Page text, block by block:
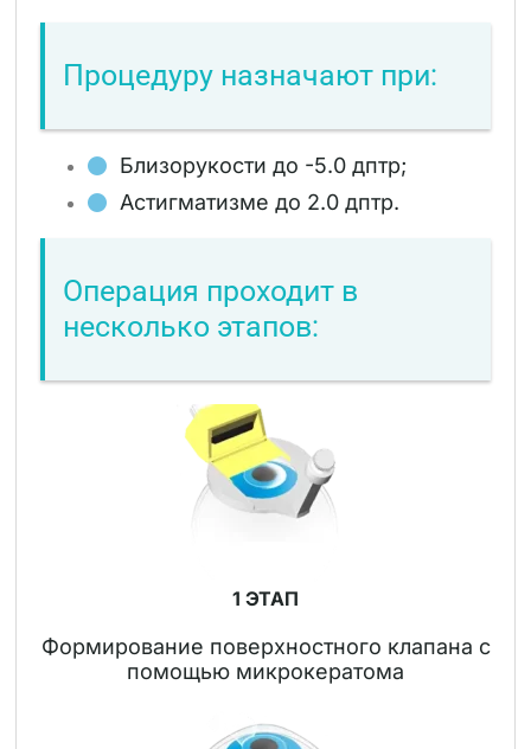
Процедуру назначают при:
Близорукости до -5.0 дптр;
Астигматизме до 2.0 дптр.
Операция проходит в
несколько этапов:
1 ЭТАП
Формирование поверхностного клапана с
помощью микрокератома